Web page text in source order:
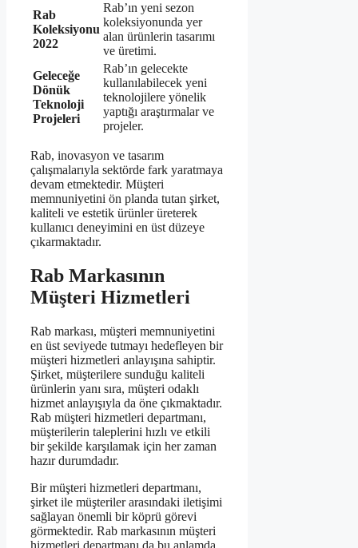
Rab
Koleksiyonu
2022
Rab’ın yeni sezon
koleksiyonunda yer
alan ürünlerin tasarımı
ve üretimi.
Geleceğe
Dönük
Teknoloji
Projeleri
Rab’ın gelecekte
kullanılabilecek yeni
teknolojilere yönelik
yaptığı araştırmalar ve
projeler.
Rab, inovasyon ve tasarım
çalışmalarıyla sektörde fark yaratmaya
devam etmektedir. Müşteri
memnuniyetini ön planda tutan şirket,
kaliteli ve estetik ürünler üreterek
kullanıcı deneyimini en üst düzeye
çıkarmaktadır.
Rab Markasının
Müşteri Hizmetleri
Rab markası, müşteri memnuniyetini
en üst seviyede tutmayı hedefleyen bir
müşteri hizmetleri anlayışına sahiptir.
Şirket, müşterilere sunduğu kaliteli
ürünlerin yanı sıra, müşteri odaklı
hizmet anlayışıyla da öne çıkmaktadır.
Rab müşteri hizmetleri departmanı,
müşterilerin taleplerini hızlı ve etkili
bir şekilde karşılamak için her zaman
hazır durumdadır.
Bir müşteri hizmetleri departmanı,
şirket ile müşteriler arasındaki iletişimi
sağlayan önemli bir köprü görevi
görmektedir. Rab markasının müşteri
hizmetleri departmanı da bu anlamda